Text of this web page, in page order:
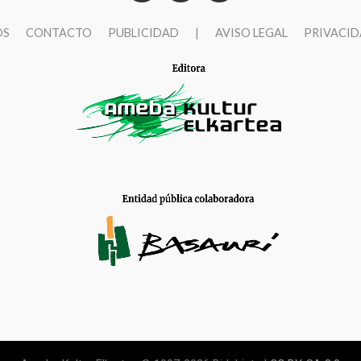
CONTACTO PUBLICIDAD | AVISO LEGAL